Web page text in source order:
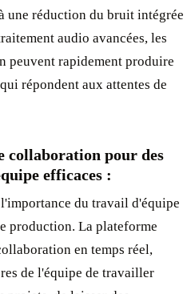
une réduction du bruit intégrée
audio avancées, les
peuvent rapidement produire
répondent aux attentes de
collaboration pour des
efficaces :
du travail d'équipe
production. La plateforme
en temps réel,
de l'équipe de travailler